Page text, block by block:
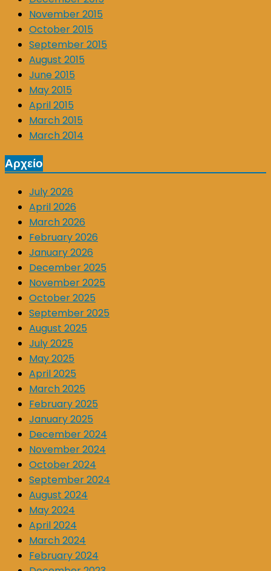
November 2015
October 2015
September 2015
August 2015
June 2015
May 2015
April 2015
March 2015
March 2014
Αρχείο
July 2026
April 2026
March 2026
February 2026
January 2026
December 2025
November 2025
October 2025
September 2025
August 2025
July 2025
May 2025
April 2025
March 2025
February 2025
January 2025
December 2024
November 2024
October 2024
September 2024
August 2024
May 2024
April 2024
March 2024
February 2024